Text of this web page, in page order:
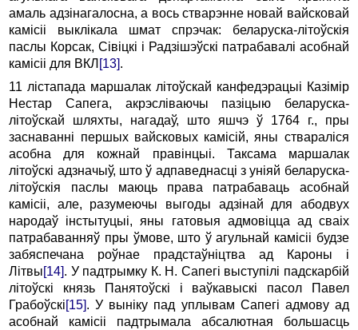
амаль адзінагалосна, а вось стварэнне новай вайсковай
камісіі выклікала шмат спрэчак: беларуска-літоўскія
паслы Корсак, Сівіцкі і Радзішэўскі патрабавалі асобнай
камісіі для ВКЛ [13].
11 лістапада маршалак літоўскай канфедэрацыі Казімір
Нестар Сапега, акрэсліваючы пазіцыю беларуска-
літоўскай шляхты, нагадаў, што яшчэ ў 1764 г., пры
заснаванні першых вайсковых камісій, яны ствараліся
асобна для кожнай правінцыі. Таксама маршалак
літоўскі адзначыў, што ў адпаведнасці з уніяй беларуска-
літоўскія паслы маюць права патрабаваць асобнай
камісіі, але, разумеючы выгоды адзінай для абодвух
народаў інстытуцыі, яны гатовыя адмовіцца ад сваіх
патрабаванняў пры ўмове, што ў агульнай камісіі будзе
забяспечана роўнае прадстаўніцтва ад Кароны і
Літвы[14]. У падтрымку К. Н. Сапегі выступілі падскарбій
літоўскі князь Панятоўскі і ваўкавыскі пасол Павел
Грабоўскі[15]. У выніку пад уплывам Сапегі адмову ад
асобнай камісіі падтрымала абсалютная большасць